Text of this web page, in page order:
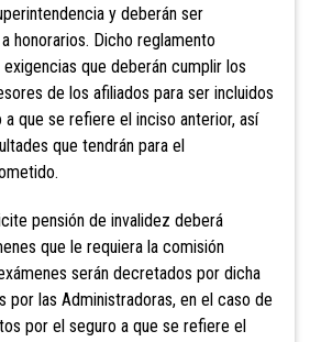
y deberán ser
honorarios. Dicho reglamento
que deberán cumplir los
de los afiliados para ser incluidos
que se refiere el inciso anterior, así
que tendrán para el
pensión de invalidez deberá
que le requiera la comisión
ámenes serán decretados por dicha
por las Administradoras, en el caso de
por el seguro a que se refiere el